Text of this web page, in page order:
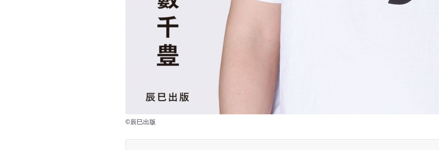
©辰巳出版